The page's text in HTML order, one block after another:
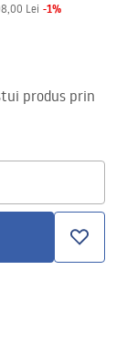
Lei -1%
produs prin